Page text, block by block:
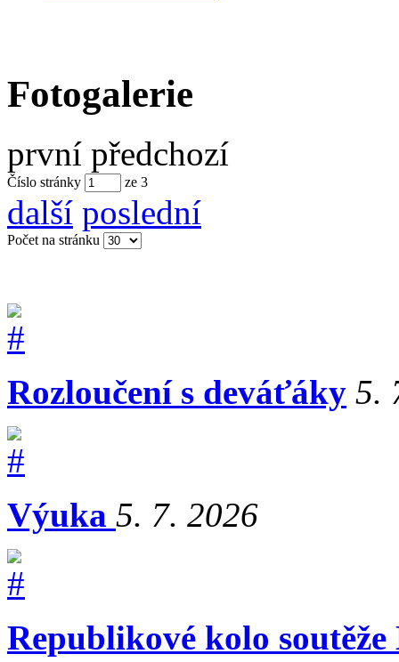
Fotogalerie
první předchozí
Číslo stránky ze 3
další poslední
Počet na stránku
Rozloučení s deváťáky 5.
Výuka 5. 7. 2026
Republikové kolo